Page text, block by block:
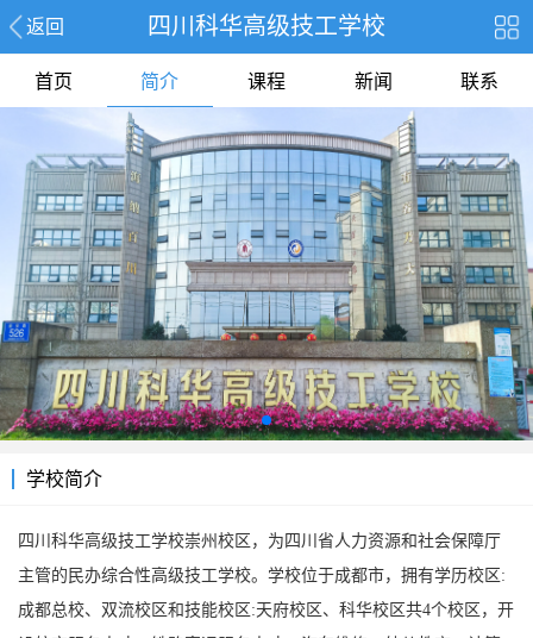
返回 四川科华高级技工学校
首页 简介 课程 新闻 联系
学校简介
四川科华高级技工学校崇州校区，为四川省人力资源和社会保障厅
主管的民办综合性高级技工学校。学校位于成都市，拥有学历校区:
成都总校、双流校区和技能校区:天府校区、科华校区共4个校区，开